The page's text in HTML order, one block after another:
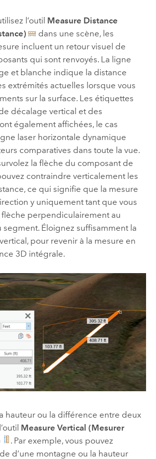
l’outil Measure Distance
dans une scène, les
incluent un retour visuel de
qui sont renvoyés. La ligne
et blanche indique la distance
extrémités actuelles lorsque vous
sur la surface. Les étiquettes
décalage vertical et des
également affichées, le cas
laser horizontale dynamique
comparatives dans toute la vue.
la flèche du composant de
contraindre verticalement les
ce qui signifie que la mesure
y uniquement tant que vous
flèche perpendiculairement au
Éloignez suffisamment la
pour revenir à la mesure en
3D intégrale.
hauteur ou la différence entre deux
Measure Vertical (Mesurer
. Par exemple, vous pouvez
d’une montagne ou la hauteur